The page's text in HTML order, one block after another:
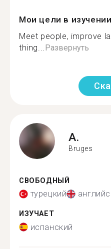
Мои цели в
Meet people, improve
thing... Развернуть
A.
Bruges
СВОБОДНЫЙ
турецкий
ИЗУЧАЕТ
испанский